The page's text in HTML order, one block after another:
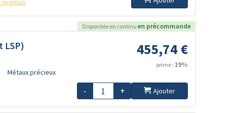
de détails
Disponible en continu en précommande
LSP)
Métaux précieux
455,74 €
prime : 19%
- + Ajouter